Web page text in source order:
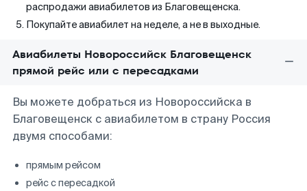
распродажи авиабилетов из Благовещенска.
Покупайте авиабилет на неделе, а не в выходные.
Авиабилеты Новороссийск Благовещенск
прямой рейс или с пересадками
Вы можете добраться из Новороссийска в
Благовещенск с авиабилетом в страну Россия
двумя способами:
прямым рейсом
рейс с пересадкой